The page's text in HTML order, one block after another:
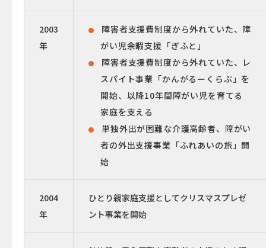
2003
年
障害者支援費制度から外れていた、障
がい児余暇支援「ぎふと」
障害者支援費制度から外れていた、レ
スパイト事業「かんがるーくらぶ」を
開始、以降10年間障がい児を育てる
家庭を支える
単独外出が困難な介護高齢者、障がい
者の外出支援事業「ふれあいの旅」開
始
2004
年
ひとり親家庭支援としてクリスマスプレゼ
ント事業を開始